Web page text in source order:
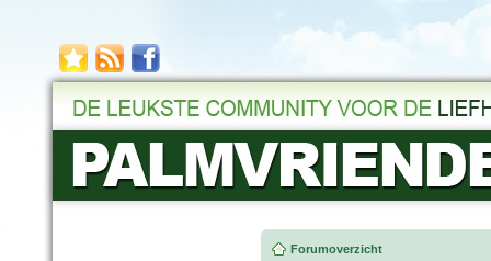
Forumoverzicht